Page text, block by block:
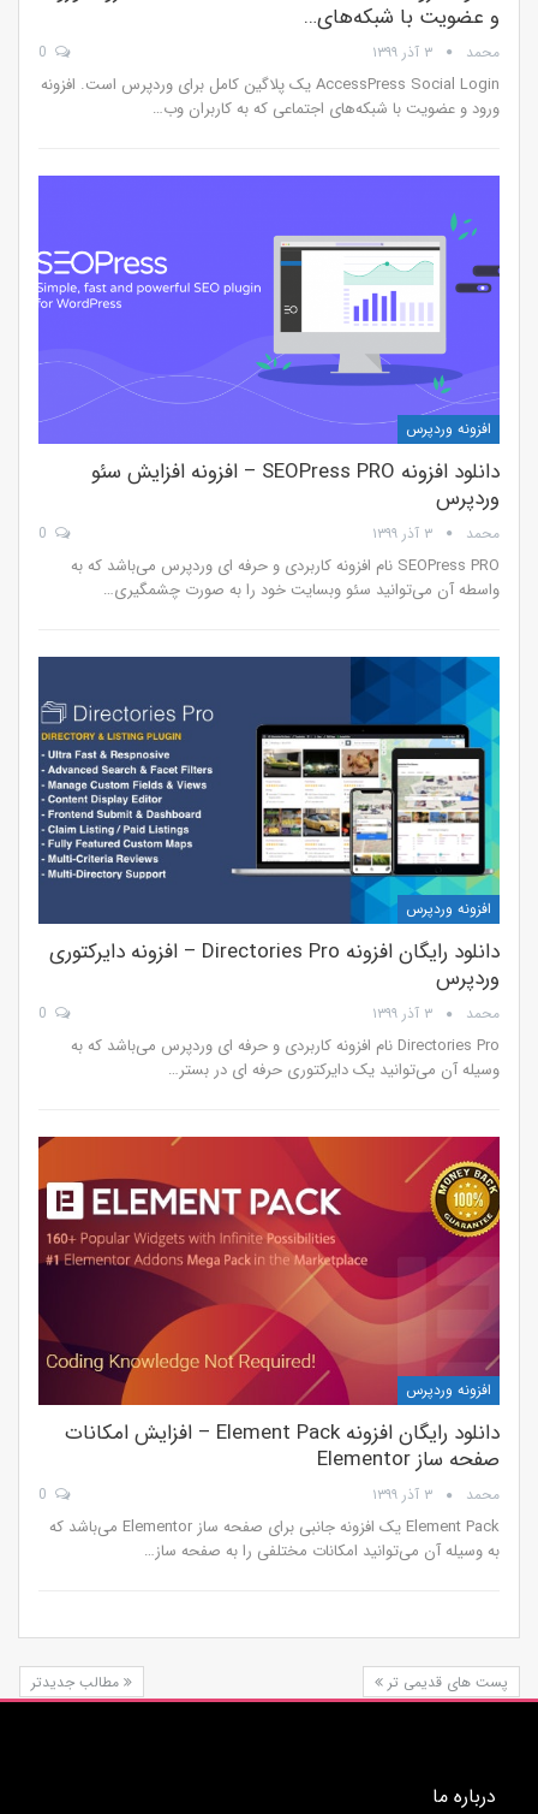
و عضویت با شبکه‌های…
محمد ۳ آذر ۱۳۹۹
AccessPress Social Login یک پلاگین کامل برای وردپرس است. افزونه
ورود و عضویت با شبکه‌های اجتماعی که به کاربران وب…
افزونه وردپرس
دانلود افزونه SEOPress PRO – افزونه افزایش سئو
وردپرس
محمد ۳ آذر ۱۳۹۹
SEOPress PRO نام افزونه کاربردی و حرفه ای وردپرس می‌باشد که به
واسطه آن می‌توانید سئو وبسایت خود را به صورت چشمگیری…
افزونه وردپرس
دانلود رایگان افزونه Directories Pro – افزونه دایرکتوری
وردپرس
محمد ۳ آذر ۱۳۹۹
Directories Pro نام افزونه کاربردی و حرفه ای وردپرس می‌باشد که به
وسیله آن می‌توانید یک دایرکتوری حرفه ای در بستر…
افزونه وردپرس
دانلود رایگان افزونه Element Pack – افزایش امکانات
صفحه ساز Elementor
محمد ۳ آذر ۱۳۹۹
Element Pack یک افزونه جانبی برای صفحه ساز Elementor می‌باشد که
به وسیله آن می‌توانید امکانات مختلفی را به صفحه ساز…
پست های قدیمی تر مطالب جدیدتر
درباره ما